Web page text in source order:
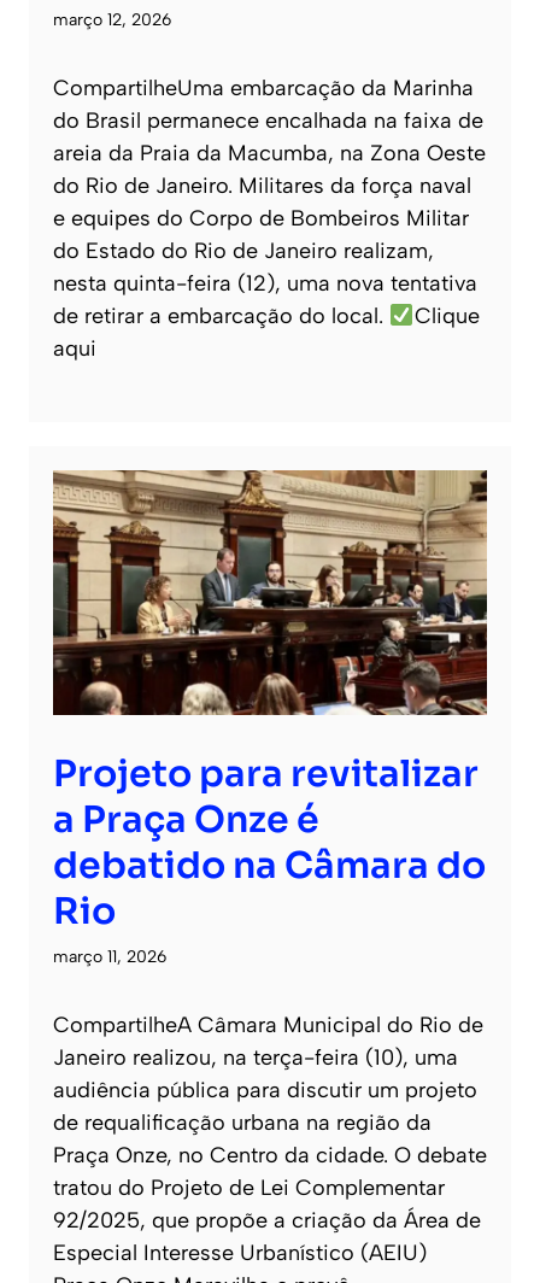
março 12, 2026
CompartilheUma embarcação da Marinha
do Brasil permanece encalhada na faixa de
areia da Praia da Macumba, na Zona Oeste
do Rio de Janeiro. Militares da força naval
e equipes do Corpo de Bombeiros Militar
do Estado do Rio de Janeiro realizam,
nesta quinta-feira (12), uma nova tentativa
de retirar a embarcação do local.
Clique
aqui
Projeto para revitalizar
a Praça Onze é
debatido na Câmara do
Rio
março 11, 2026
CompartilheA Câmara Municipal do Rio de
Janeiro realizou, na terça-feira (10), uma
audiência pública para discutir um projeto
de requalificação urbana na região da
Praça Onze, no Centro da cidade. O debate
tratou do Projeto de Lei Complementar
92/2025, que propõe a criação da Área de
Especial Interesse Urbanístico (AEIU)